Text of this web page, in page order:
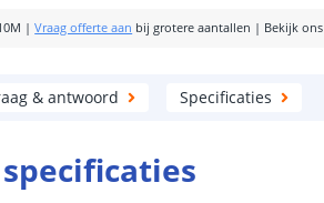
|Vraag offerte aan bij grotere aantallen | Bekijk ons
& antwoord Specificaties